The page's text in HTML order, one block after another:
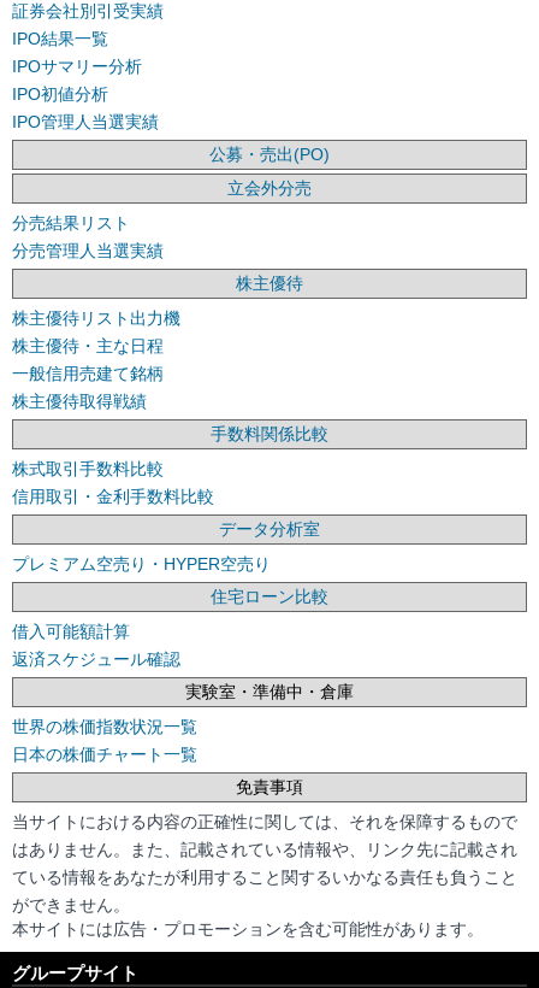
証券会社別引受実績
IPO結果一覧
IPOサマリー分析
IPO初値分析
IPO管理人当選実績
公募・売出(PO)
立会外分売
分売結果リスト
分売管理人当選実績
株主優待
株主優待リスト出力機
株主優待・主な日程
一般信用売建て銘柄
株主優待取得戦績
手数料関係比較
株式取引手数料比較
信用取引・金利手数料比較
データ分析室
プレミアム空売り・HYPER空売り
住宅ローン比較
借入可能額計算
返済スケジュール確認
実験室・準備中・倉庫
世界の株価指数状況一覧
日本の株価チャート一覧
免責事項
当サイトにおける内容の正確性に関しては、それを保障するもので
はありません。また、記載されている情報や、リンク先に記載され
ている情報をあなたが利用すること関するいかなる責任も負うこと
ができません。
本サイトには広告・プロモーションを含む可能性があります。
グループサイト